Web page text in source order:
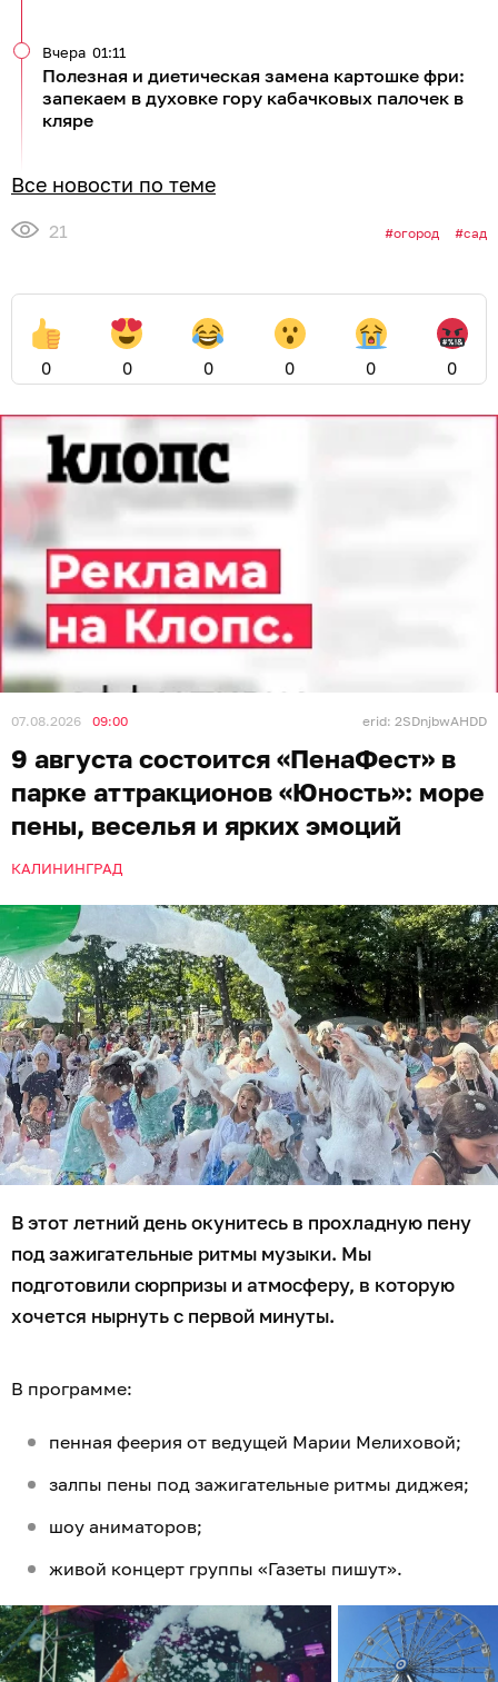
Полезная и диетическая замена картошке фри:
запекаем в духовке гору кабачковых палочек в
кляре
Вчера 01:11
Все новости по теме
21 огород сад
0 0 0 0 0 0
07.08.2026 09:00 erid: 2SDnjbwAHDD
9 августа состоится «ПенаФест» в
парке аттракционов «Юность»: море
пены, веселья и ярких эмоций
КАЛИНИНГРАД
В этот летний день окунитесь в прохладную пену
под зажигательные ритмы музыки. Мы
подготовили сюрпризы и атмосферу, в которую
хочется нырнуть с первой минуты.
В программе:
пенная феерия от ведущей Марии Мелиховой;
залпы пены под зажигательные ритмы диджея;
шоу аниматоров;
живой концерт группы «Газеты пишут».